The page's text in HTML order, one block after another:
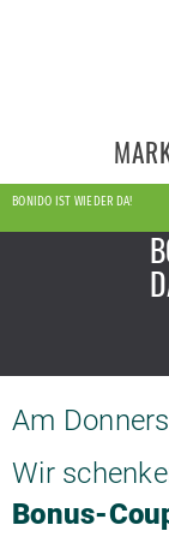
BONIDO IST WIEDER DA!
Am
Wir
Bonus-